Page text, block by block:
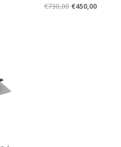
€730,00 Original
€450,00Η